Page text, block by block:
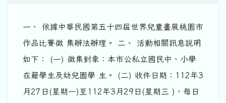
一、 依據中華民國第五十四屆世界兒童畫展桃園市
作品比賽徵 集辦法辦理。 二、 活動相關訊息說明
如下： (一) 徵集對象：本市公私立國民中、小學
在籍學生及幼兒園學 生。 (二) 收件日期：112年3
月27日(星期一)至112年3月29日(星期三 )，每日